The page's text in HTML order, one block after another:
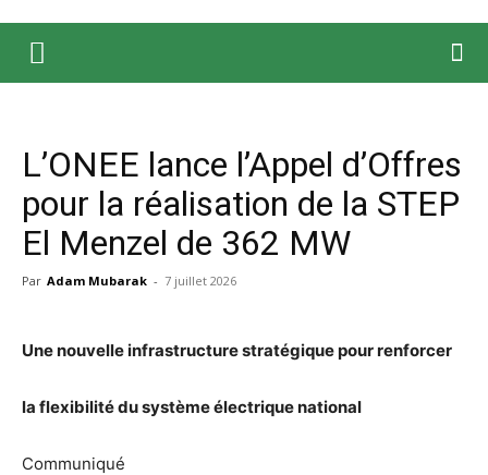
L’ONEE lance l’Appel d’Offres
pour la réalisation de la STEP
El Menzel de 362 MW
Par Adam Mubarak - 7 juillet 2026
Une nouvelle infrastructure stratégique pour renforcer
la flexibilité du système électrique national
Communiqué